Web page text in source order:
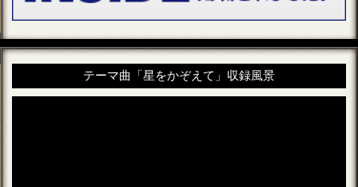
テーマ曲「星をかぞえて」収録風景